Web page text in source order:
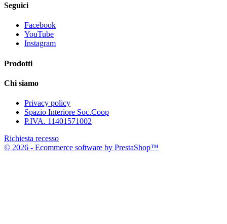
Seguici
Facebook
YouTube
Instagram
Prodotti
Chi siamo
Privacy policy
Spazio Interiore Soc.Coop
P.IVA. 11401571002
Richiesta recesso
© 2026 - Ecommerce software by PrestaShop™